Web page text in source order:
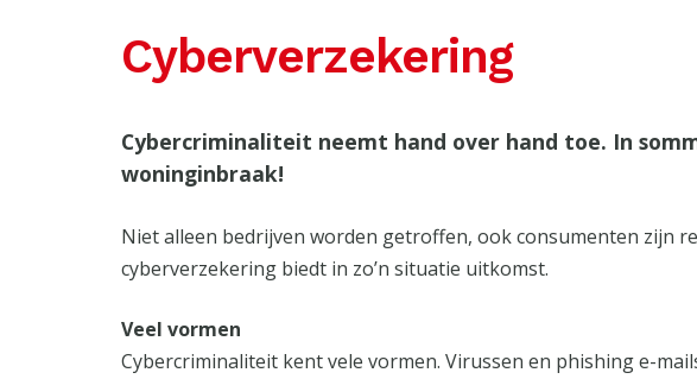
Cyberverzekering
Cybercriminaliteit neemt hand over hand toe. In
woninginbraak!
Niet alleen bedrijven worden getroffen, ook consumenten zijn
cyberverzekering biedt in zo’n situatie uitkomst.
Veel vormen
Cybercriminaliteit kent vele vormen. Virussen en phishing e-